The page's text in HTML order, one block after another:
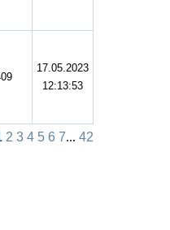
17.05.2023
12:13:53
2 3 4 5 6 7... 42